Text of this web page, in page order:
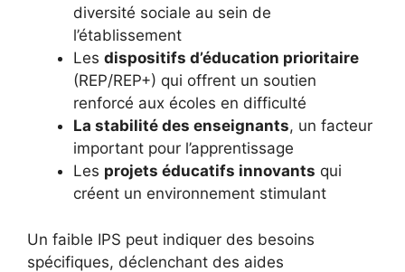
diversité sociale au sein de
l’établissement
Les dispositifs d’éducation prioritaire
(REP/REP+) qui offrent un soutien
renforcé aux écoles en difficulté
La stabilité des enseignants, un facteur
important pour l’apprentissage
Les projets éducatifs innovants qui
créent un environnement stimulant
Un faible IPS peut indiquer des besoins
spécifiques, déclenchant des aides